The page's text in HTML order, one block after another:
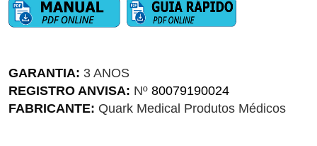
GARANTIA: 3 ANOS
REGISTRO ANVISA: Nº 80079190024
FABRICANTE: Quark Medical Produtos Médicos